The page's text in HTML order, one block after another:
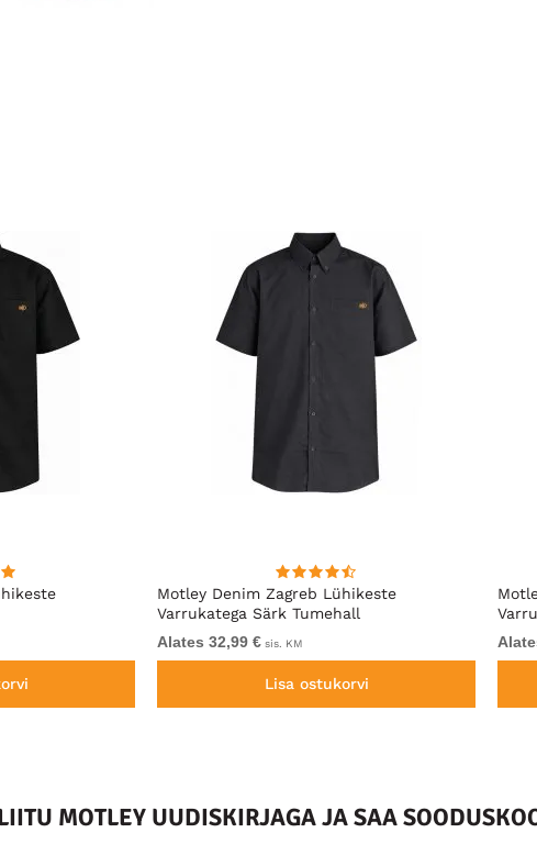
Motley Denim Zagreb Lühikeste
Varrukatega Särk Tumehall
Alates 32,99 € sis. KM
Lisa ostukorvi
MOTLEY UUDISKIRJAGA JA SAA